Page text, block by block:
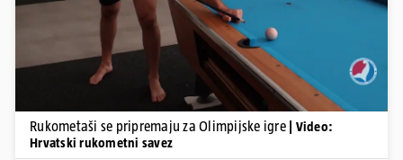
Rukometaši se pripremaju za Olimpijske igre
| Video:
Hrvatski rukometni savez